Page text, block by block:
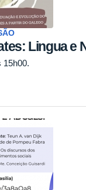
Lingua e
15h00.